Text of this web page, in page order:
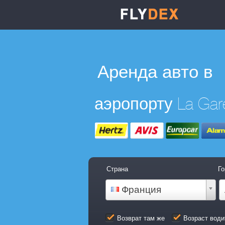
Аренда авто в
аэропорту La
Страна
Франция
Возврат там же Возраст